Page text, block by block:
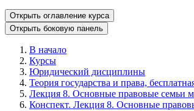
Открыть оглавление курса
Открыть боковую панель
В начало
Курсы
Юридический дисциплины
Теория государства и права,
Лекция 8. Основные правовые семьи
Конспект. Лекция 8. Основные